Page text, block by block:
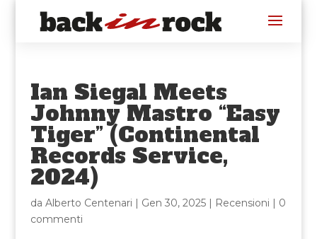
Ian Siegal Meets
Johnny Mastro “Easy
Tiger” (Continental
Records Service,
2024)
da Alberto Centenari | Gen 30, 2025| Recensioni | 0
commenti